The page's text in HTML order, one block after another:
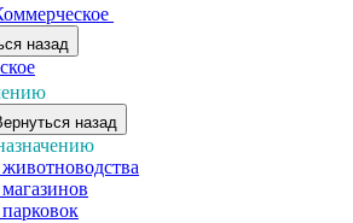
назад
назад